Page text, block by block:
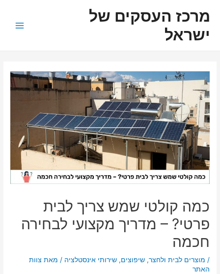
לתוכןמרכז העסקים של
ישראל
כמה קולטי שמש צריך לבית
פרטי? – מדריך מקצועי לבחירה
חכמה
/ מוצרים לבית ולחצר,שיפוצים,שירותי אינסטלציה / מאת צוות
האתר